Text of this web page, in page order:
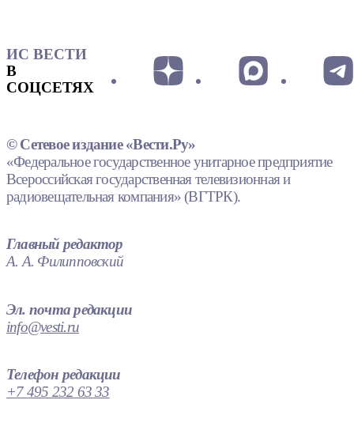
ИС ВЕСТИ
В
СОЦСЕТЯХ
© Сетевое издание «Вести.Ру»
«Федеральное государственное унитарное предприятие
Всероссийская государственная телевизионная и
радиовещательная компания» (ВГТРК).
Главный редактор
А. А. Филипповский
Эл. почта редакции
info@vesti.ru
Телефон редакции
+7 495 232 63 33